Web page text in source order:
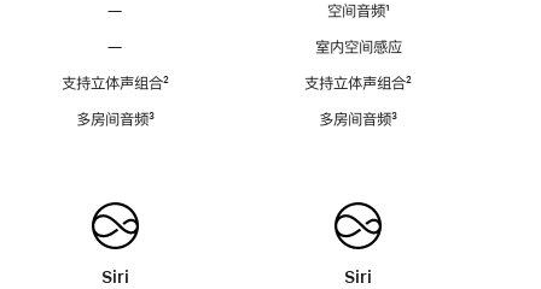
—
—
支持立体声组合脚
²
多房间音频脚
³
Siri
空间音频脚
¹
室内空间感应
支持立体声组合脚
²
多房间音频脚
³
Siri